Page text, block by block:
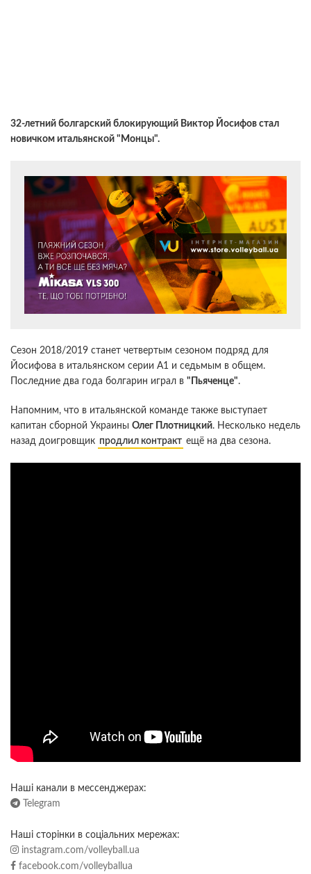
32-летний болгарский блокирующий Виктор Йосифов стал
новичком итальянской "Монцы".
Сезон 2018/2019 станет четвертым сезоном подряд для
Йосифова в итальянском серии А1 и седьмым в общем.
Последние два года болгарин играл в "Пьяченце".
Напомним, что в итальянской команде также выступает
капитан сборной Украины Олег Плотницкий. Несколько недель
назад доигровщик продлил контракт ещё на два сезона.
Наші канали в мессенджерах:
Telegram
Наші сторінки в соціальних мережах:
instagram.com/volleyball.ua
facebook.com/volleyballua